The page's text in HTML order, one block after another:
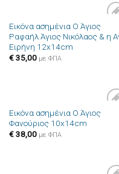
Πρόσθήκη
στην
Εικόνα ασημένια Ο Άγιος
Ραφαήλ Άγιος Νικόλαος & η
Ειρήνη 12x14cm
€35,00 με ΦΠΑ
Πρόσθήκη
Εικόνα ασημένια Ο Άγιος
Φανούριος 10x14cm
€38,00 με ΦΠΑ